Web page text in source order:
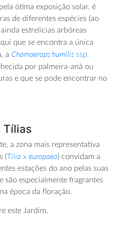
ótima exposição solar, é
de diferentes espécies (ao
estrelícias arbóreas
que se encontra a única
a Chamaerops humilis ssp.
por palmeira-anã ou
e que se pode encontrar no
Tílias
a zona mais representativa
(Tilia x europaea) convidam a
estações do ano pelas suas
são especialmente fragrantes
época da floração.
este Jardim.